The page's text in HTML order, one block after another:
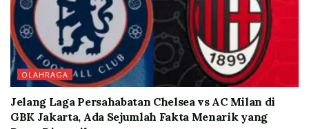
OLAHRAGA
Jelang Laga Persahabatan Chelsea vs AC Milan di
GBK Jakarta, Ada Sejumlah Fakta Menarik yang